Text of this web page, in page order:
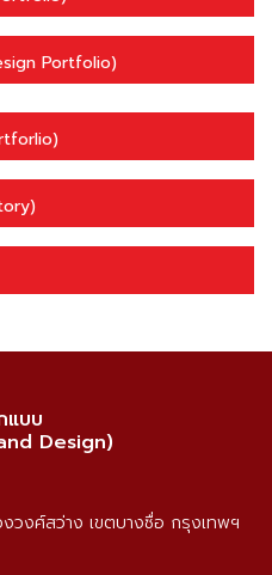
Portfolio)
แบบ
Design)
งวงศ์สว่าง เขตบางซื่อ กรุงเทพฯ